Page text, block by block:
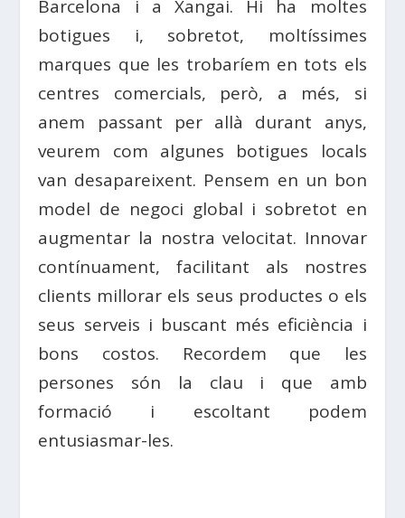
Barcelona i a Xangai. Hi ha moltes
botigues i, sobretot, moltíssimes
marques que les trobaríem en tots els
centres comercials, però, a més, si
anem passant per allà durant anys,
veurem com algunes botigues locals
van desapareixent. Pensem en un bon
model de negoci global i sobretot en
augmentar la nostra velocitat. Innovar
contínuament, facilitant als nostres
clients millorar els seus productes o els
seus serveis i buscant més eficiència i
bons costos. Recordem que les
persones són la clau i que amb
formació i escoltant podem
entusiasmar-les.